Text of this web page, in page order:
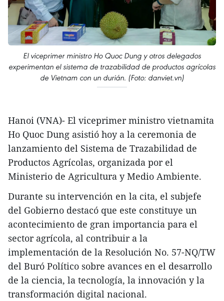
El viceprimer ministro Ho Quoc Dung y otros delegados
experimentan el sistema de trazabilidad de productos agrícolas
de Vietnam con un durián. (Foto: danviet.vn)
Hanoi (VNA)- El viceprimer ministro vietnamita
Ho Quoc Dung asistió hoy a la ceremonia de
lanzamiento del Sistema de Trazabilidad de
Productos Agrícolas, organizada por el
Ministerio de Agricultura y Medio Ambiente.
Durante su intervención en la cita, el subjefe
del Gobierno destacó que este constituye un
acontecimiento de gran importancia para el
sector agrícola, al contribuir a la
implementación de la Resolución No. 57-NQ/TW
del Buró Político sobre avances en el desarrollo
de la ciencia, la tecnología, la innovación y la
transformación digital nacional.